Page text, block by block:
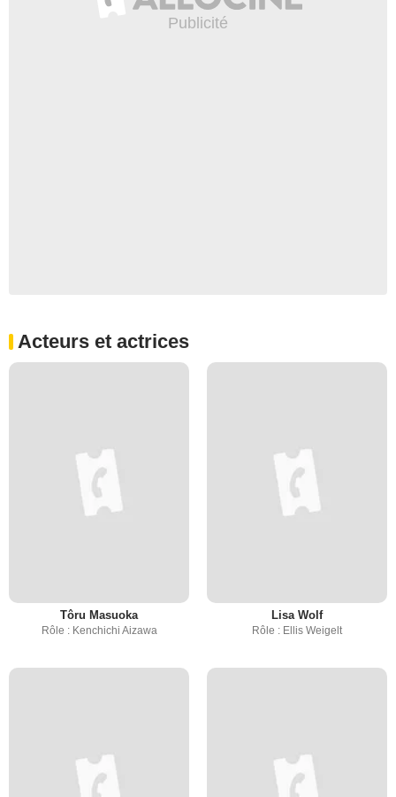
Acteurs et actrices
Tôru Masuoka
Rôle : Kenchichi Aizawa
Lisa Wolf
Rôle : Ellis Weigelt